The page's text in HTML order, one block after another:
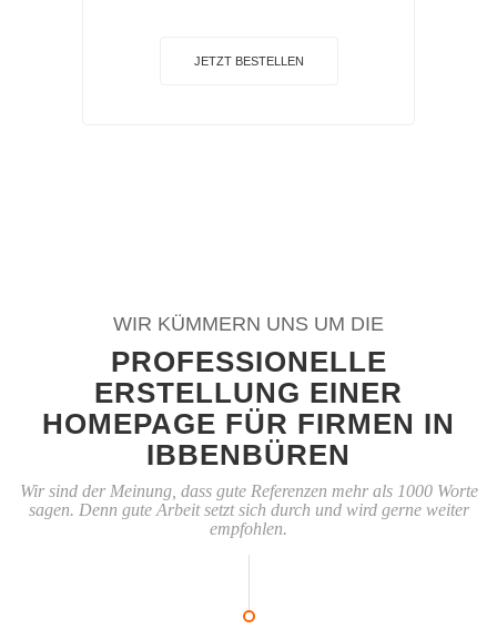
JETZT BESTELLEN
WIR KÜMMERN UNS UM DIE
PROFESSIONELLE
ERSTELLUNG EINER
HOMEPAGE FÜR FIRMEN IN
IBBENBÜREN
Wir sind der Meinung, dass gute Referenzen mehr als 1000 Worte
sagen. Denn gute Arbeit setzt sich durch und wird gerne weiter
empfohlen.